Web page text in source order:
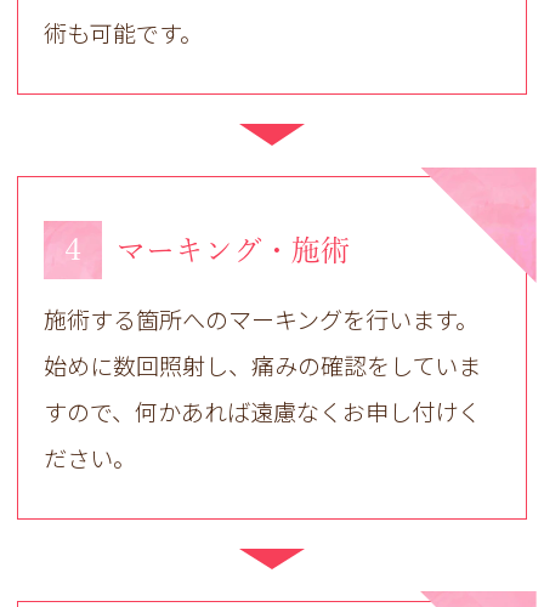
術も可能です。
4 マーキング・施術
施術する箇所へのマーキングを行います。
始めに数回照射し、痛みの確認をしていま
すので、何かあれば遠慮なくお申し付けく
ださい。